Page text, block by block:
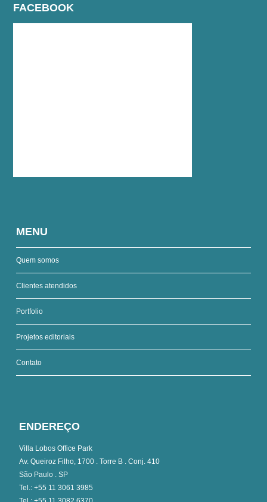
FACEBOOK
MENU
Quem somos
Clientes atendidos
Portfolio
Projetos editoriais
Contato
ENDEREÇO
Villa Lobos Office Park
Av. Queiroz Filho, 1700 . Torre B . Conj. 410
São Paulo . SP
Tel.: +55 11 3061 3985